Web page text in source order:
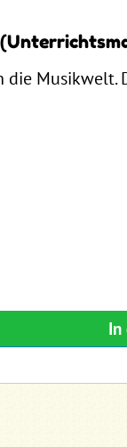
die Musikwelt.
In